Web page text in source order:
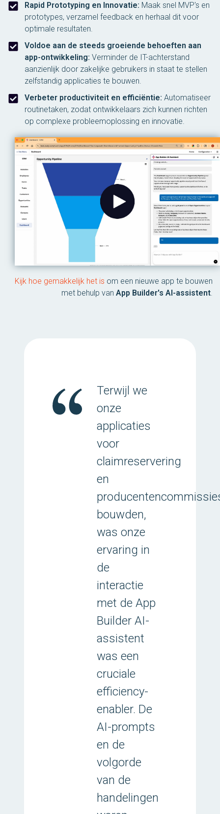
Rapid Prototyping en Innovatie: Maak snel MVP's en
prototypes, verzamel feedback en herhaal dit voor
optimale resultaten.
Voldoe aan de steeds groeiende behoeften aan
app-ontwikkeling: Verminder de IT-achterstand
aanzienlijk door zakelijke gebruikers in staat te stellen
zelfstandig applicaties te bouwen.
Verbeter productiviteit en efficiëntie: Automatiseer
routinetaken, zodat ontwikkelaars zich kunnen richten
op complexe probleemoplossing en innovatie.
Kijk hoe gemakkelijk het is om een ​​nieuwe app te bouwen
met behulp van App Builder's AI-assistent
Terwijl we
onze
applicaties
voor
claimreservering
en
bouwden,
was onze
ervaring in
de
interactie
met de App
Builder AI-
assistent
was een
cruciale
efficiency-
enabler. De
AI-prompts
en de
volgorde
van de
handelingen